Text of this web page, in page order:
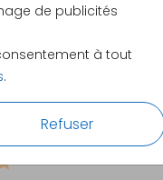
de publicités
à tout
.
Refuser
DE NOUS